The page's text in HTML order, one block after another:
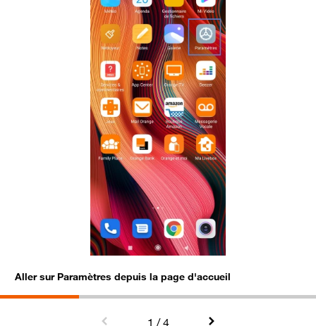
Aller sur Paramètres depuis la page d'accueil
1 / 4